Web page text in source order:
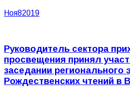
Ноя82019
Руководитель сектора
просвещения принял
заседании регионального
Рождественских чтений в